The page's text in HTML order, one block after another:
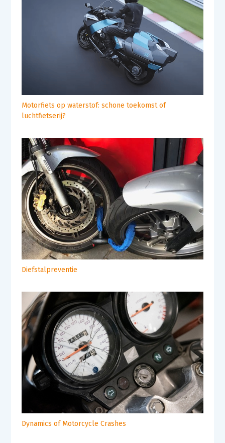
Motorfiets op waterstof: schone toekomst of
luchtfietserij?
Diefstalpreventie
Dynamics of Motorcycle Crashes